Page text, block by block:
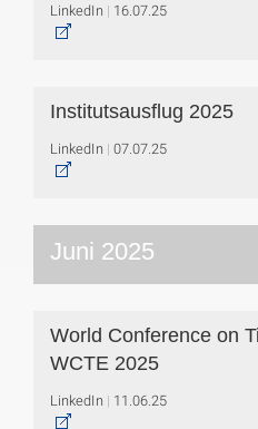
LinkedIn 16.07.25
Institutsausflug 2025
LinkedIn 07.07.25
Juni 2025
World Conference on
WCTE 2025
LinkedIn 11.06.25